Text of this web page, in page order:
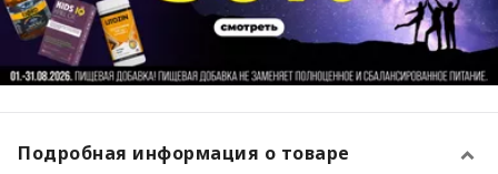
Подробная информация о товаре